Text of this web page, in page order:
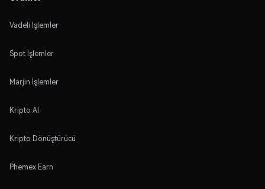
Vadeli İşlemler
Spot İşlemler
Marjin İşlemler
Kripto Al
Kripto Dönüştürücü
Phemex Earn